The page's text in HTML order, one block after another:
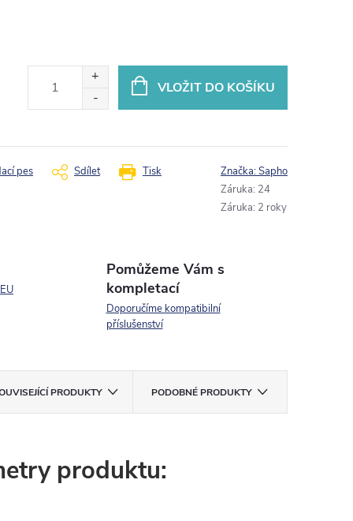
VLOŽIT DO KOŠÍKU
Tisk
pes Sdílet Značka:Sapho
Záruka: 24
Záruka: 2 roky
Pomůžeme Vám s
kompletací
Doporučíme kompatibilní
příslušenství
PRODUKTY PODOBNÉ PRODUKTY
produktu: